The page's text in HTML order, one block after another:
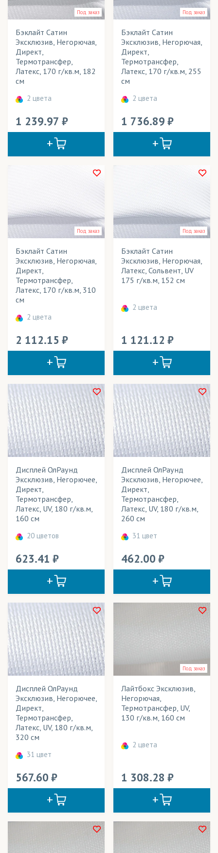
Световые конструкции
Столовый текстиль (скатерти)
Сумки
Театральные декорации
Текстильные обои
Тенты для летних кафе
Уличные конструкции
Широкоформатное панно
Шторы
Элементы одежды
Под заказ
Бэклайт Сатин
Эксклюзив, Негорючая,
Директ,
Термотрансфер,
Латекс, 170 г/кв.м, 182
см
2 цвета
1 239.97
Под заказ
Бэклайт Сатин
Эксклюзив, Негорючая,
Директ,
Термотрансфер,
Латекс, 170 г/кв.м, 255
см
2 цвета
1 736.89
Под заказ
Бэклайт Сатин
Эксклюзив, Негорючая,
Директ,
Термотрансфер,
Латекс, 170 г/кв.м, 310
см
2 цвета
2 112.15
Под заказ
Бэклайт Сатин
Эксклюзив, Негорючая,
Латекс, Сольвент, UV
175 г/кв.м, 152 см
2 цвета
1 121.12
Дисплей ОлРаунд
Эксклюзив, Негорючее,
Директ,
Термотрансфер,
Латекс, UV, 180 г/кв.м,
160 см
20 цветов
623.41
Дисплей ОлРаунд
Эксклюзив, Негорючее,
Директ,
Термотрансфер,
Латекс, UV, 180 г/кв.м,
260 см
31 цвет
462.00
Дисплей ОлРаунд
Эксклюзив, Негорючее,
Директ,
Термотрансфер,
Латекс, UV, 180 г/кв.м,
320 см
31 цвет
567.60
Под заказ
Лайтбокс Эксклюзив,
Негорючая,
Термотрансфер, UV,
130 г/кв.м, 160 см
2 цвета
1 308.28